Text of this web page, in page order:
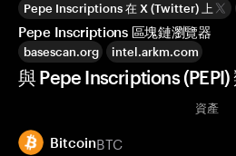
Pepe Inscriptions 在 X (Twitter) 上
Pepe Inscriptions 區塊鏈瀏覽器
basescan.org intel.arkm.com
與 Pepe Inscriptions (PEPI)
資產
BitcoinBTC